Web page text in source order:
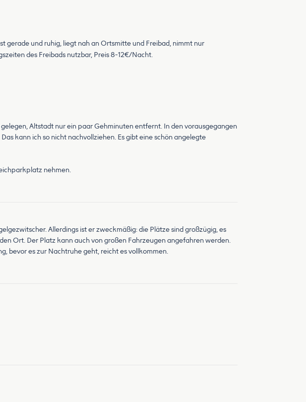
gerade und ruhig, liegt nah an Ortsmitte und Freibad, nimmt nur
des Freibads nutzbar, Preis 8-12€/Nacht.
Altstadt nur ein paar Gehminuten entfernt. In den vorausgegangen
kann ich so nicht nachvollziehen. Es gibt eine schön angelegte
nehmen.
Allerdings ist er zweckmäßig: die Plätze sind großzügig, es
Ort. Der Platz kann auch von großen Fahrzeugen angefahren werden.
bevor es zur Nachtruhe geht, reicht es vollkommen.